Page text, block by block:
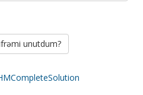
unutdum?